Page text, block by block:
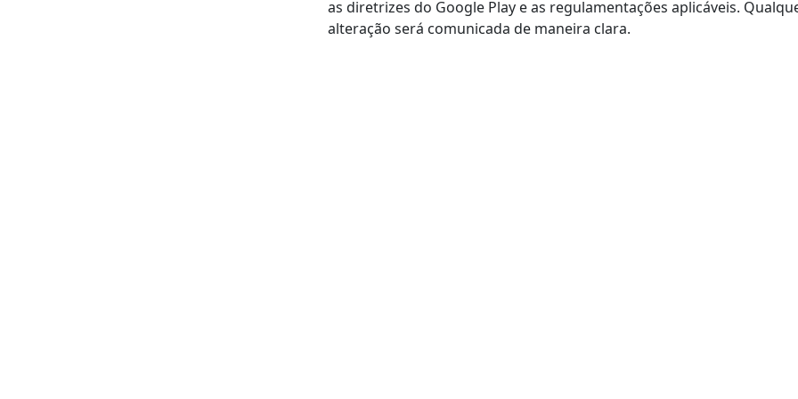
as diretrizes do Google Play e as regulamentações aplicáveis.
alteração será comunicada de maneira clara.